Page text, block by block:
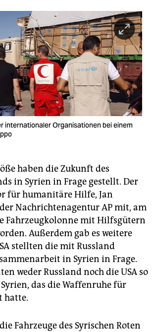
internationaler Organisationen bei einem
haben die Zukunft des
in Syrien in Frage gestellt. Der
für humanitäre Hilfe, Jan
Nachrichtenagentur AP mit, am
Fahrzeugkolonne mit Hilfsgütern
Außerdem gab es weitere
stellten die mit Russland
in Syrien in Frage.
weder Russland noch die USA so
das die Waffenruhe für
hatte.
Fahrzeuge des Syrischen Roten